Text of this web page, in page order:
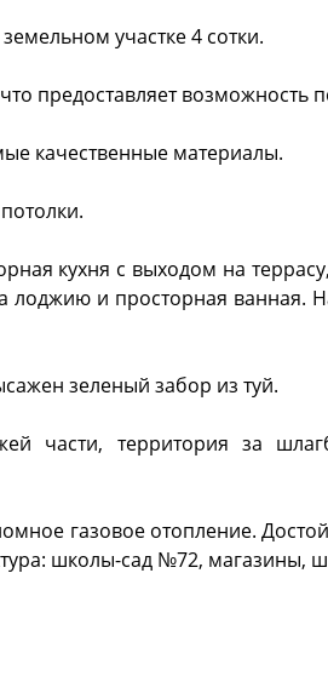
участке 4 сотки.
предоставляет возможность
качественные материалы.
кухня с выходом на
лоджию и просторная ванная.
зеленый забор из туй.
части, территория за
газовое отопление.
школы-сад №72, магазины,